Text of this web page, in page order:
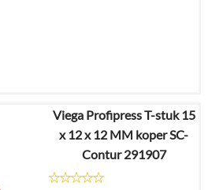
€14,40
€11,23
Viega Profipress T-stuk 15
x 12 x 12 MM koper SC-
Contur 291907